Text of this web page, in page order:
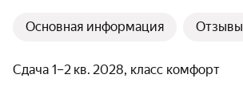
Основная информация Отзывы
Сдача 1–2 кв. 2028, класс комфорт